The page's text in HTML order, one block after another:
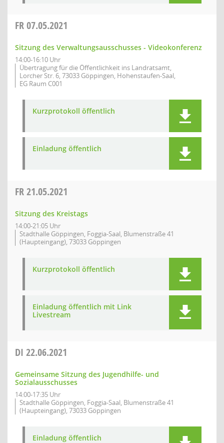
FR07.05.2021
Sitzung des Verwaltungsausschusses - Videokonferenz
14:00-16:10 Uhr
Übertragung für die Öffentlichkeit ins Landratsamt,
Lorcher Str. 6, 73033 Göppingen, Hohenstaufen-Saal,
EG Raum C001
Kurzprotokoll öffentlich
Einladung öffentlich
FR21.05.2021
Sitzung des Kreistags
14:00-21:05 Uhr
Stadthalle Göppingen, Foggia-Saal, Blumenstraße 41
(Haupteingang), 73033 Göppingen
Kurzprotokoll öffentlich
Einladung öffentlich mit Link
Livestream
DI 22.06.2021
Gemeinsame Sitzung des Jugendhilfe- und
Sozialausschusses
14:00-17:35 Uhr
Stadthalle Göppingen, Foggia-Saal, Blumenstraße 41
(Haupteingang), 73033 Göppingen
Einladung öffentlich